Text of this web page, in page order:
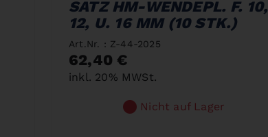
SATZ HM-WENDEPL. F. 10,
12, U. 16 MM (10 STK.)
Art.Nr. : Z-44-2025
62,40 €
inkl. 20% MWSt.
Nicht auf Lager